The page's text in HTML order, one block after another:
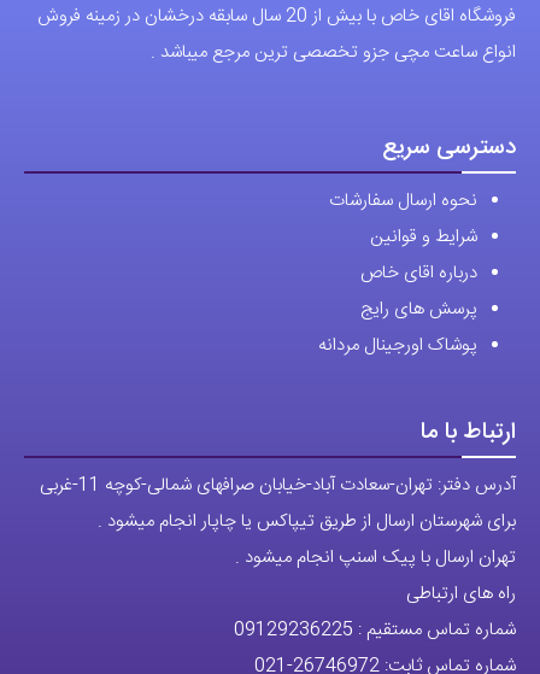
فروشگاه اقای خاص با بیش از 20 سال سابقه درخشان در زمینه فروش
انواع ساعت مچی جزو تخصصی ترین مرجع میباشد .
دسترسی سریع
نحوه ارسال سفارشات
شرایط و قوانین
درباره اقای خاص
پرسش های رایج
پوشاک اورجینال مردانه
ارتباط با ما
آدرس دفتر: تهران-سعادت آباد-خیابان صرافهای شمالی-کوچه 11-غربی
برای شهرستان ارسال از طریق تیپاکس یا چاپار انجام میشود .
تهران ارسال با پیک اسنپ انجام میشود .
راه های ارتباطی
شماره تماس مستقیم : 09129236225
شماره تماس ثابت: 26746972
-021